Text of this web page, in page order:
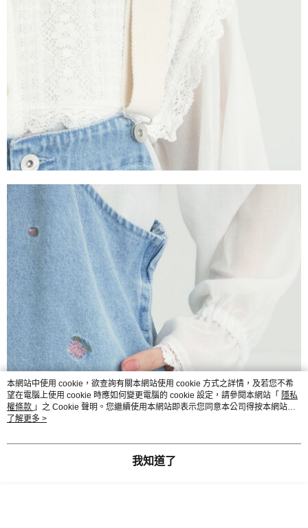
本網站中使用 cookie，欲查詢有關本網站使用 cookie 方式之詳情，及若您不希
望在電腦上使用 cookie 時應如何變更電腦的 cookie 設定，請參閱本網站「 隱私
權條款 」之 Cookie 聲明。您繼續使用本網站即表示您同意本公司得按本網站使
用條款之 Cookie 聲明使用 cookie。
了解更多 >
我知道了